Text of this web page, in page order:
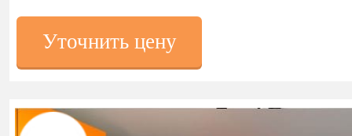
Уточнить цену